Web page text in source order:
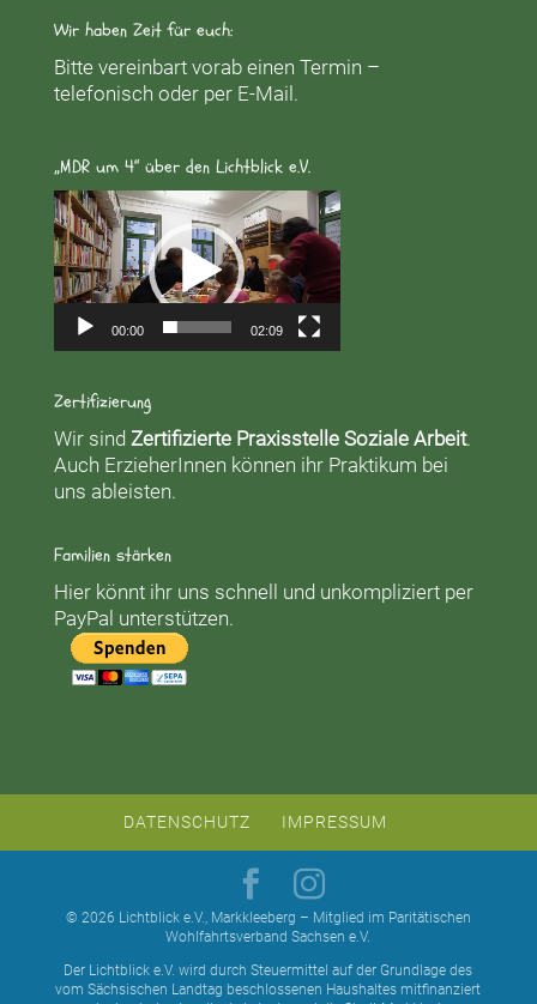
Wir haben Zeit für euch:
Bitte vereinbart vorab einen Termin –
telefonisch oder per E-Mail.
„MDR um 4“ über den Lichtblick e.V.
Video-
Player
00:00 02:09
Zertifizierung
Wir sind Zertifizierte Praxisstelle Soziale Arbeit.
Auch ErzieherInnen können ihr Praktikum bei
uns ableisten.
Familien stärken
Hier könnt ihr uns schnell und unkompliziert per
PayPal unterstützen.
DATENSCHUTZ IMPRESSUM
© 2026 Lichtblick e.V., Markkleeberg – Mitglied im Paritätischen
Wohlfahrtsverband Sachsen e.V.
Der Lichtblick e.V. wird durch Steuermittel auf der Grundlage des
vom Sächsischen Landtag beschlossenen Haushaltes mitfinanziert